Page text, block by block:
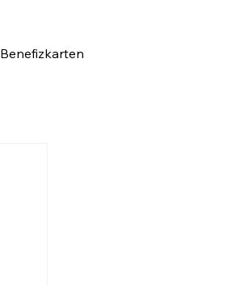
Benefizkarten